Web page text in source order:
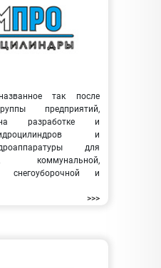
так после
предприятий,
на разработке и
и
для
коммунальной,
снегоуборочной и
>>>